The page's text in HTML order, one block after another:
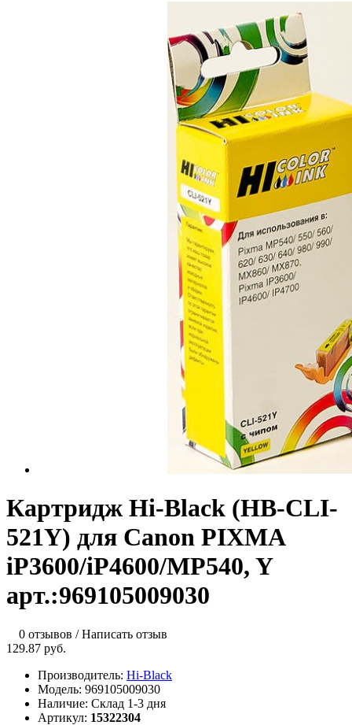
Картридж Hi-Black (HB-CLI-
521Y) для Canon PIXMA
iP3600/iP4600/MP540, Y
арт.:969105009030
0 отзывов /Написать отзыв
129.87 руб.
Производитель: Hi-Black
Модель: 969105009030
Наличие: Склад 1-3 дня
Артикул: 15322304